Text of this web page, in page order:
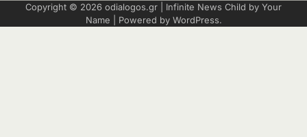
Copyright © 2026 odialogos.gr | Infinite News Child by Your
Name | Powered by WordPress.